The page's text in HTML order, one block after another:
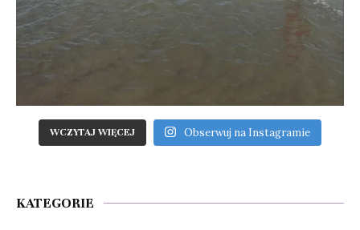
WCZYTAJ WIĘCEJ Obserwuj na Instagramie
KATEGORIE